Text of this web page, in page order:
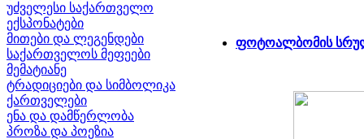
უძველესი საქართველო
ექსპონატები
მითები და ლეგენდები
საქართველოს მეფეები
მემატიანე
ტრადიციები და სიმბოლიკა
ქართველები
ენა და დამწერლობა
პროზა და პოეზია
ფოტოალბომის